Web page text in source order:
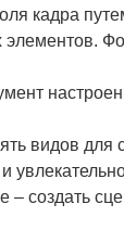
кадра
видов для
– создать